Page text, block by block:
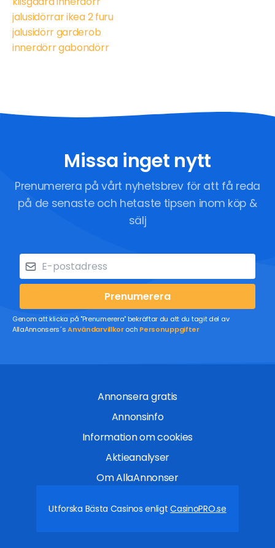
jalusidörrar ikea 2 furu
jalusidörr garderob
innerdörr gabondörr
Missa inget nytt
Prenumerera på vårt nyhetsbrev för att få reda
på de senaste och hetaste tipsen inom köp &
sälj
Prenumerera
Genom att klicka på "Prenumerera" bekräftar du att du tagit del av
AllaAnnonsers´sAnvändarvillkoroch Personuppgifter
Annonsera gratis
Annonsinfo
Information om cookies
Aktieanalyser
Om AllaAnnonser
Utforska Bästa Casinos enligtCasinoPRO.se